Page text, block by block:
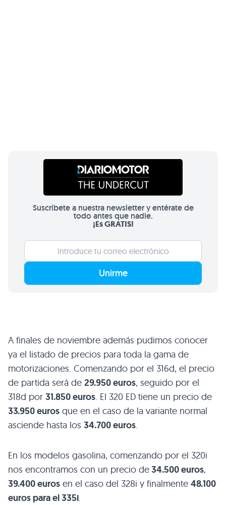
Suscríbete a nuestra newsletter y entérate de
todo antes que nadie.
¡Es GRATIS!
Unirme
A finales de noviembre además pudimos conocer
ya el listado de precios para toda la gama de
motorizaciones. Comenzando por el 316d, el precio
de partida será de 29.950 euros, seguido por el
318d por 31.850 euros. El 320 ED tiene un precio de
33.950 euros que en el caso de la variante normal
asciende hasta los 34.700 euros.
En los modelos gasolina, comenzando por el 320i
nos encontramos con un precio de34.500 euros,
39.400 euros en el caso del 328i y finalmente 48.100
euros para el 335i.